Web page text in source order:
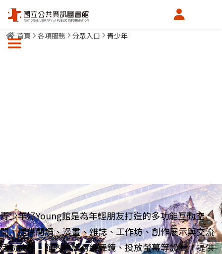
會員中心
選單按鈕
首頁 各項服務 分眾入口 青少年
青少年好Young館是為年輕朋友打造的多功能互動空
間，提供閱讀、漫畫、雜誌、工作坊、創作展示與交流
活動使用。館內也設有練舞鏡、投放螢幕等設備，提供